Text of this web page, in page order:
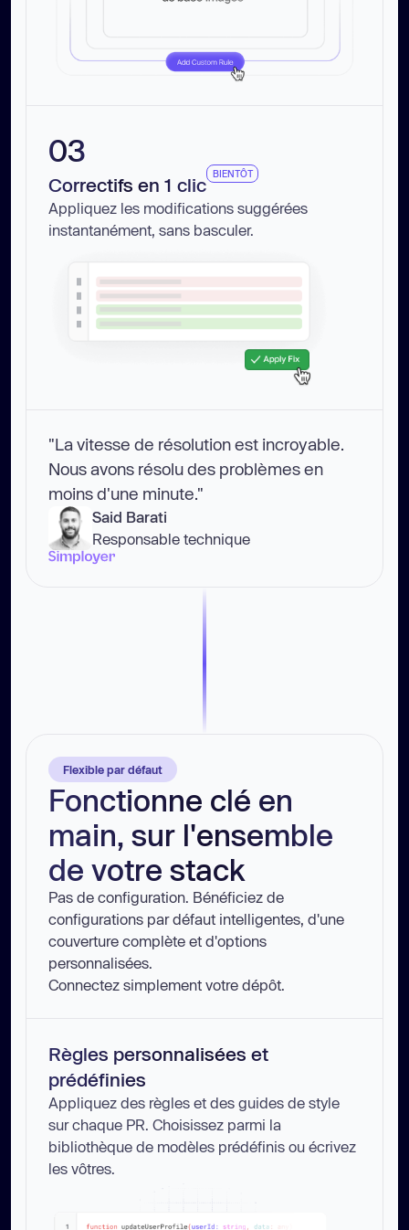
Said Barati
Responsable technique
"La vitesse de résolution est incroyable.
Nous avons résolu des problèmes en
moins d'une minute."
03
Correctifs en 1 clic
BIENTÔT
Appliquez les modifications suggérées
instantanément, sans basculer.
Flexible par défaut
Fonctionne clé en
main, sur l'ensemble
de votre stack
Pas de configuration. Bénéficiez de
configurations par défaut intelligentes, d'une
couverture complète et d'options
personnalisées.
Connectez simplement votre dépôt.
Règles personnalisées et
prédéfinies
Appliquez des règles et des guides de style
sur chaque PR. Choisissez parmi la
bibliothèque de modèles prédéfinis ou écrivez
les vôtres.